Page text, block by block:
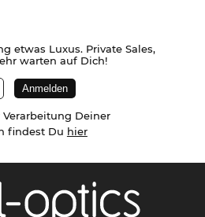
etwas Luxus. Private Sales,
warten auf Dich!
Deiner
findest Du hier